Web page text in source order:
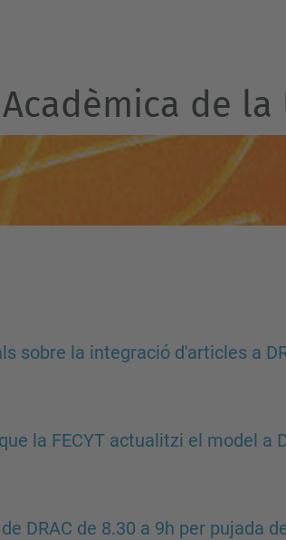
de la
sobre la integració d'articles a
la FECYT actualitzi el model a
DRAC de 8.30 a 9h per pujada